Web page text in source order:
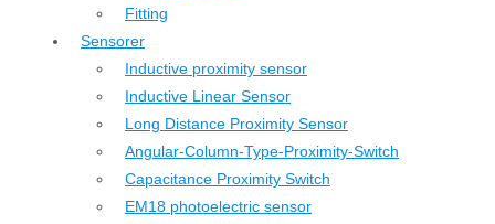
Fitting
Sensorer
Inductive proximity sensor
Inductive Linear Sensor
Long Distance Proximity Sensor
Angular-Column-Type-Proximity-Switch
Capacitance Proximity Switch
EM18 photoelectric sensor